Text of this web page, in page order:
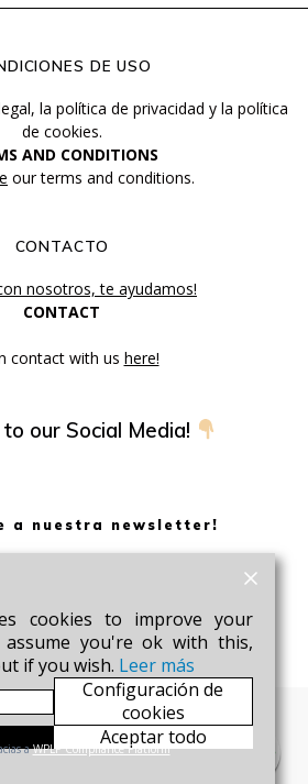
DE USO
la política de privacidad y la política
de cookies.
AND CONDITIONS
our terms and conditions.
CONTACTO
nosotros, te ayudamos!
CONTACT
contact with us here!
our Social Media!
a nuestra newsletter!
AHORA!
Motorcycle Integral Services
by Motorcycle Integral Services.
cookies to improve your
assume you're ok with this,
if you wish. Leer más
Configuración de
cookies
Aceptar todo
aWPLP Compliance Platform